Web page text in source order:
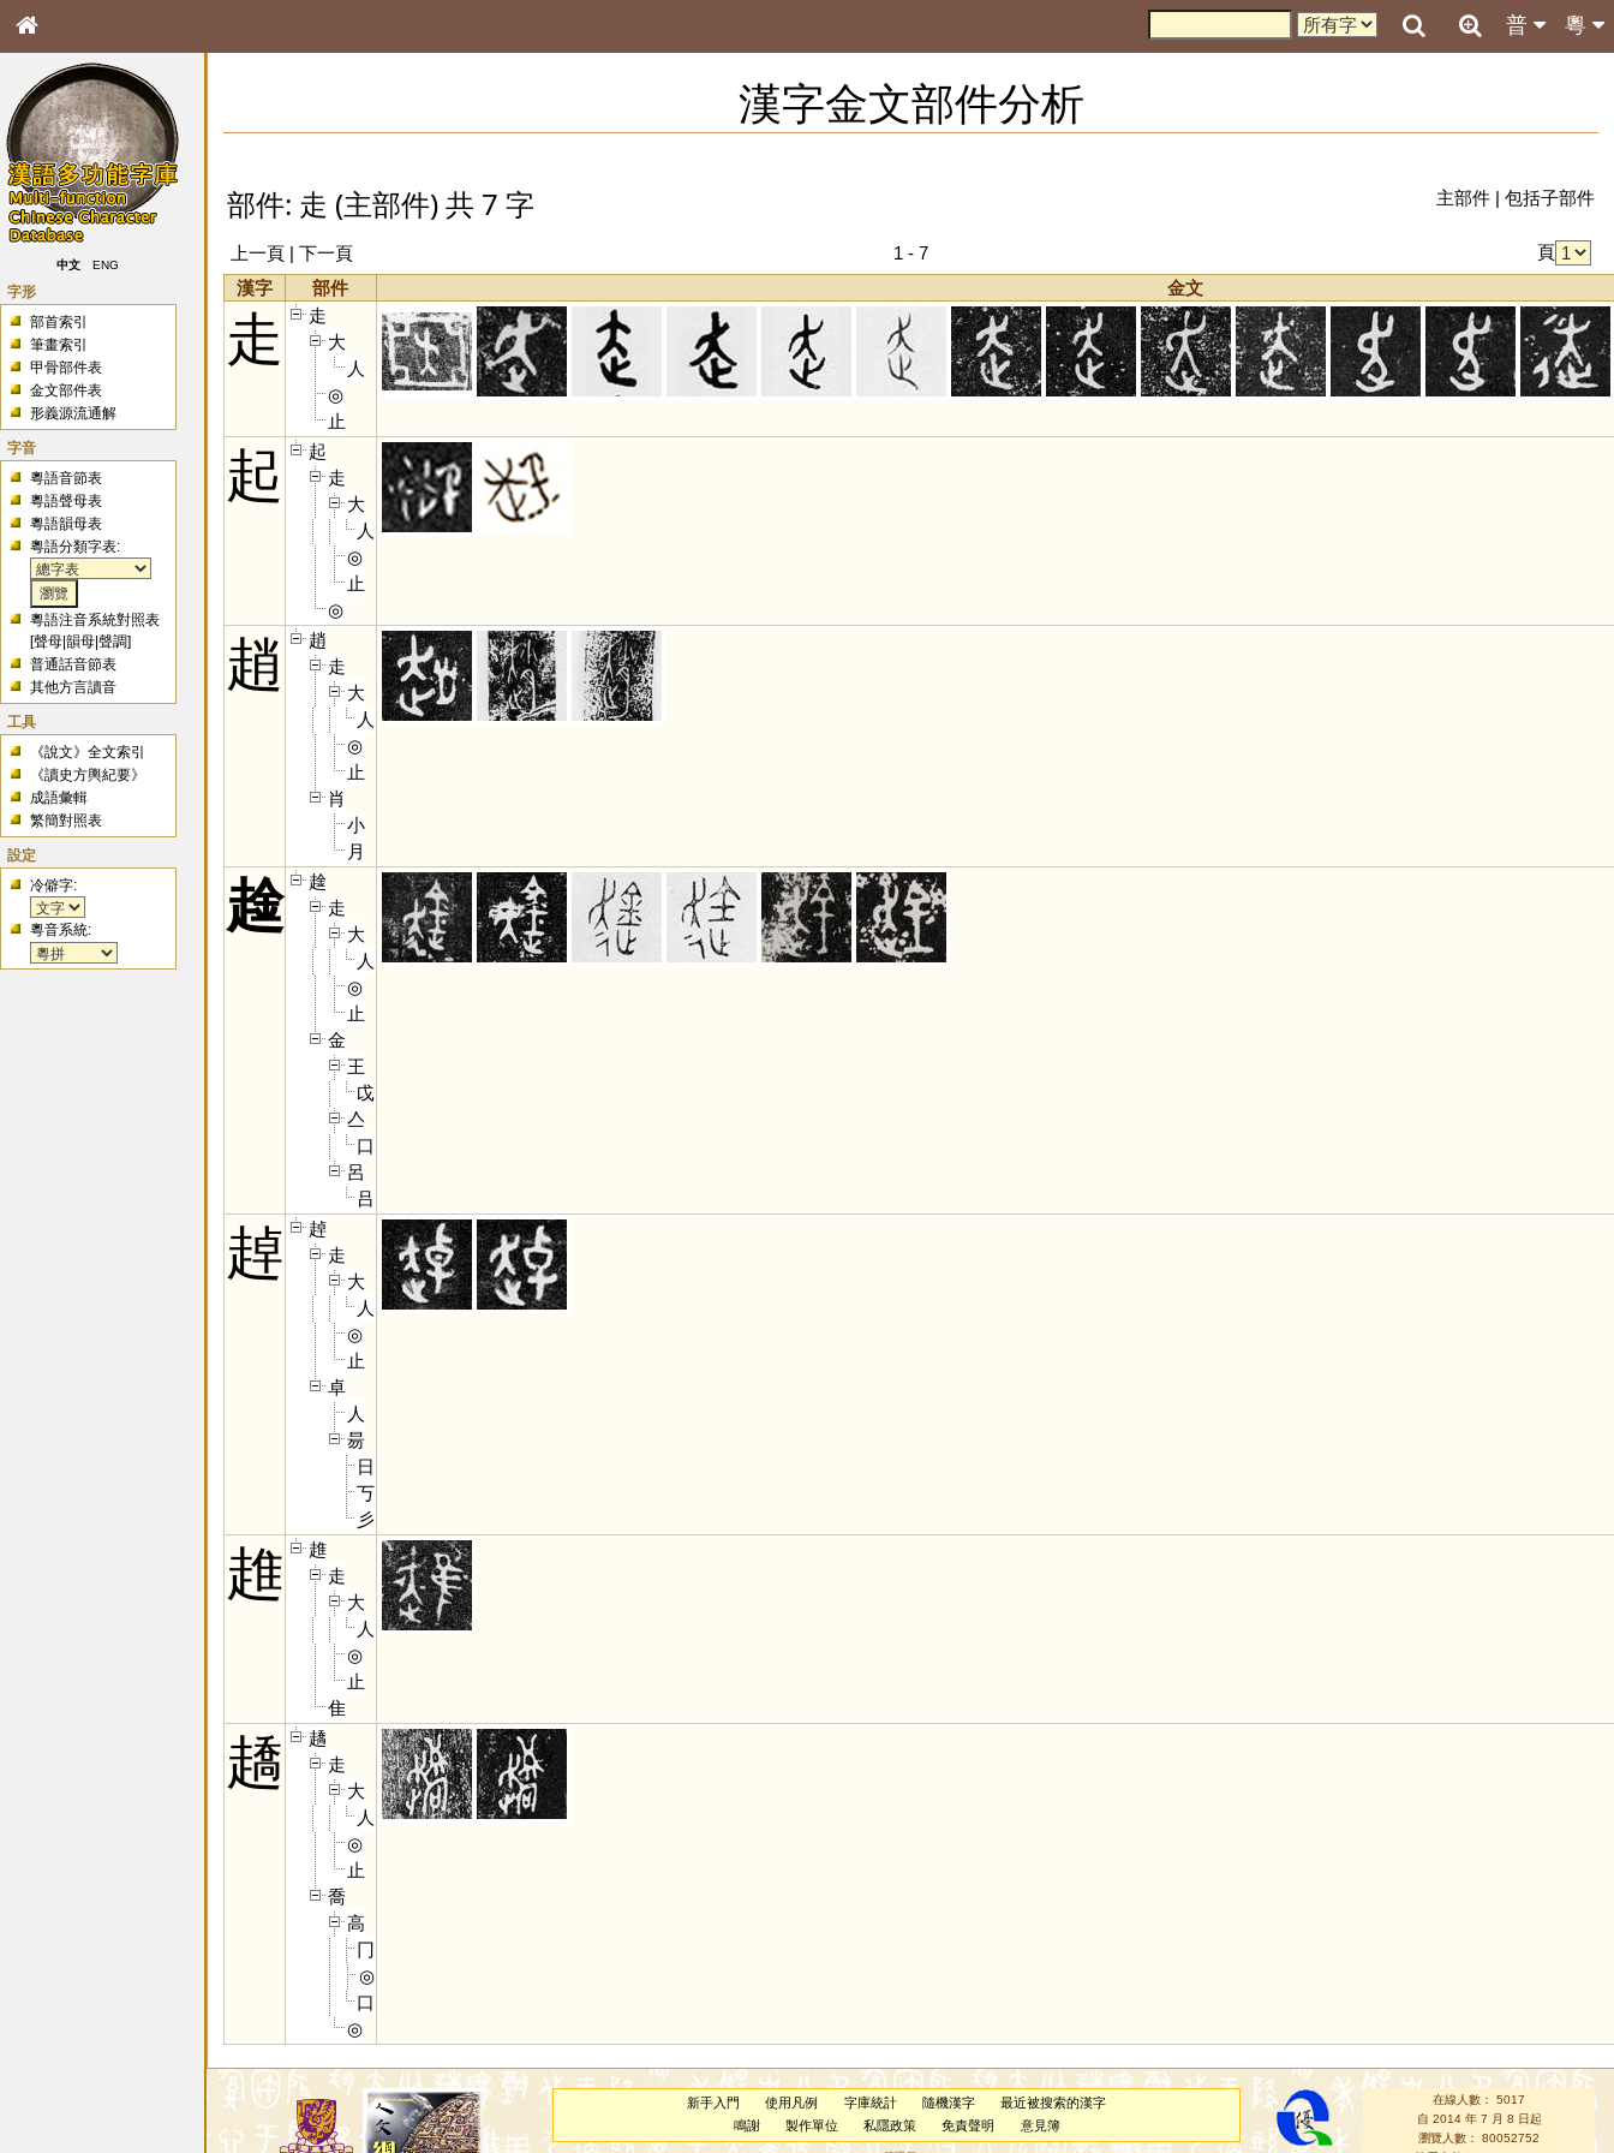
粵
普
中文 ENG
字形
部首索引
筆畫索引
甲骨部件表
金文部件表
形義源流通解
字音
粵語音節表
粵語聲母表
粵語韻母表
粵語分類字表:
粵語注音系統對照表
[聲母 |韻母 |聲調]
普通話音節表
其他方言讀音
工具
《說文》全文索引
《讀史方輿紀要》
成語彙輯
繁簡對照表
設定
冷僻字:
粵音系統:
漢字金文部件分析
部件: 走 (主部件) 共 7 字 主部件| 包括子部件
上一頁 | 下一頁 1 - 7
頁
漢字
部件 金文
走
走
大
人
◎
止
起
起
走
大
人
◎
止
◎
趙
趙
走
大
人
◎
止
肖
小
月
趛
趛
走
大
人
◎
止
金
王
戉
亼
口
呂
吕
趠
趠
走
大
人
◎
止
卓
人
昜
日
丂
彡
趡
趡
走
大
人
◎
止
隹
趫
趫
走
大
人
◎
止
喬
高
冂
◎
口
◎
新手入門 使用凡例 字庫統計 隨機漢字
最近被搜索的漢字
鳴謝
製作單位 私隱政策 免責聲明 意見簿
在線人數： 5017
自 2014 年 7 月 8 日起
瀏覽人數： 80052752